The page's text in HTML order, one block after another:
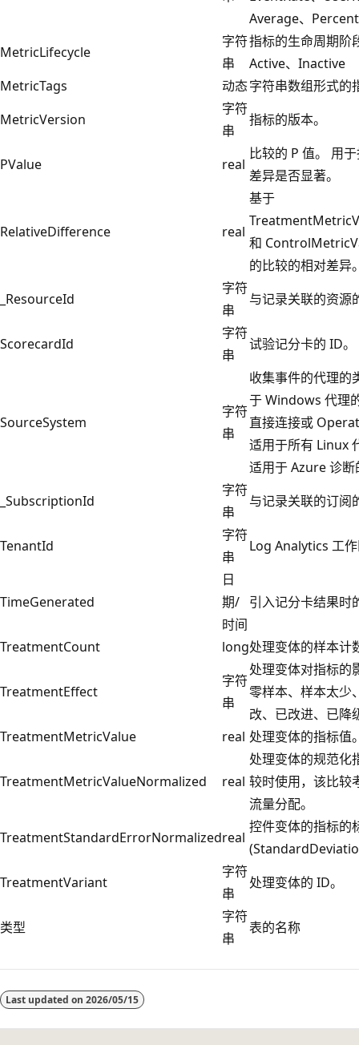
Average、
MetricLifecycle
字符
串
指标的生命周期阶
Active、Inactive
MetricTags
动态字符串数组形式的
MetricVersion
字符
串
指标的版本。
PValue real
比较的 P 值。 用
差异是否显著。
RelativeDifference real
基于
和
的比较的相对差异
_ResourceId
字符
串
与记录关联的资源
ScorecardId
字符
串
试验记分卡的 ID。
SourceSystem
字符
串
收集事件的代理的
于 Windows 代理
直接连接或
适用于所有 Linux
适用于 Azure 诊
_SubscriptionId
字符
串
与记录关联的订阅
TenantId
字符
串
Log Analytics 工
TimeGenerated
日
期/
时间
引入记分卡结果时
TreatmentCount long处理变体的样本计
TreatmentEffect
字符
串
处理变体对指标的
零样本、样本太少
改、已改进、已降
TreatmentMetricValue
real 处理变体的指标值
TreatmentMetricValueNormalized real
处理变体的规范化
较时使用，该比较
流量分配。
TreatmentStandardErrorNormalizedreal
控件变体的指标的
TreatmentVariant
字符
串
处理变体的 ID。
类型
字符
串
表的名称
模
式
Last updated on 2026/05/15